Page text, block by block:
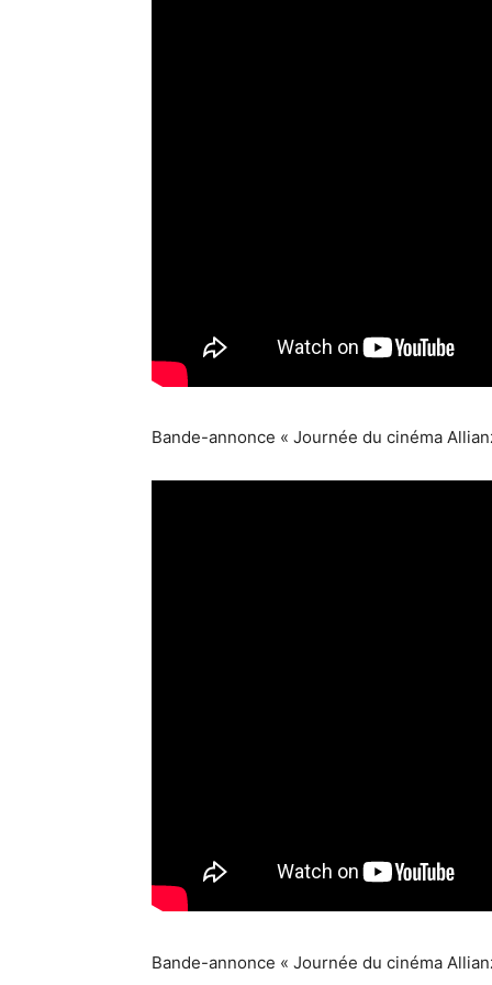
Bande-annonce « Journée du cinéma
Bande-annonce « Journée du cinéma